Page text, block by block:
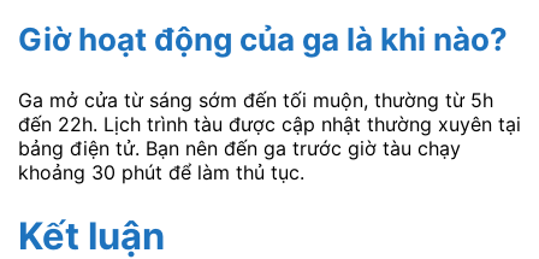
Giờ hoạt động của ga là khi nào?
Ga mở cửa từ sáng sớm đến tối muộn, thường từ 5h
đến 22h. Lịch trình tàu được cập nhật thường xuyên tại
bảng điện tử. Bạn nên đến ga trước giờ tàu chạy
khoảng 30 phút để làm thủ tục.
Kết luận